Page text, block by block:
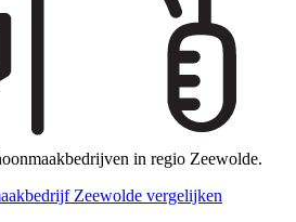
in regio Zeewolde.
Zeewolde vergelijken